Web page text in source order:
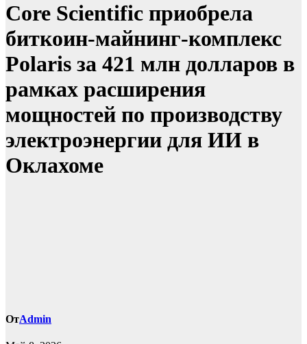
Core Scientific приобрела
биткоин-майнинг-комплекс
Polaris за 421 млн долларов в
рамках расширения
мощностей по производству
электроэнергии для ИИ в
Оклахоме
ОтAdmin